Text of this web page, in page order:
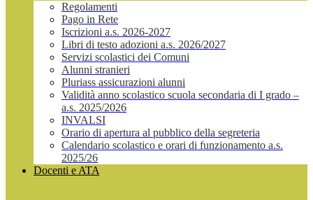
Regolamenti
Pago in Rete
Iscrizioni a.s. 2026-2027
Libri di testo adozioni a.s. 2026/2027
Servizi scolastici dei Comuni
Alunni stranieri
Pluriass assicurazioni alunni
Validità anno scolastico scuola secondaria di I grado –
a.s. 2025/2026
INVALSI
Orario di apertura al pubblico della segreteria
Calendario scolastico e orari di funzionamento a.s.
2025/26
Docenti e ATA